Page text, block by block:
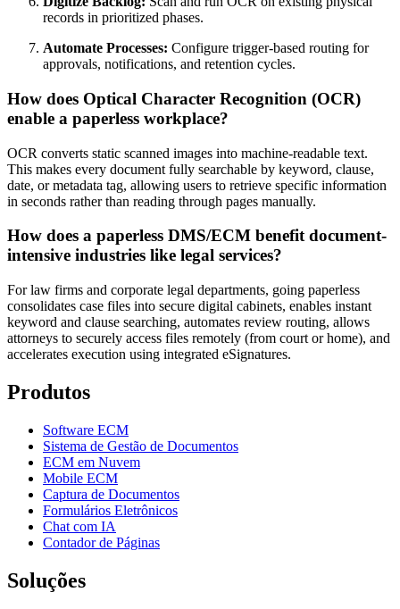
records in prioritized phases.
Automate Processes: Configure trigger-based routing for
approvals, notifications, and retention cycles.
How does Optical Character Recognition (OCR)
enable a paperless workplace?
OCR converts static scanned images into machine-readable text.
This makes every document fully searchable by keyword, clause,
date, or metadata tag, allowing users to retrieve specific information
in seconds rather than reading through pages manually.
How does a paperless DMS/ECM benefit document-
intensive industries like legal services?
For law firms and corporate legal departments, going paperless
consolidates case files into secure digital cabinets, enables instant
keyword and clause searching, automates review routing, allows
attorneys to securely access files remotely (from court or home), and
accelerates execution using integrated eSignatures.
Produtos
Software ECM
Sistema de Gestão de Documentos
ECM em Nuvem
Mobile ECM
Captura de Documentos
Formulários Eletrônicos
Chat com IA
Contador de Páginas
Soluções